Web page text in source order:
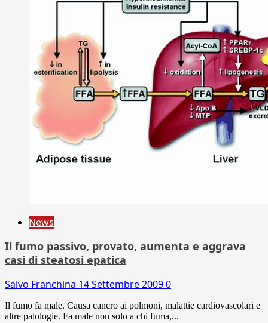
News
Il fumo passivo, provato, aumenta e aggrava
casi di steatosi epatica
Salvo Franchina 14 Settembre 20090
Il fumo fa male. Causa cancro ai polmoni, malattie cardiovascolari e
altre patologie. Fa male non solo a chi fuma,...